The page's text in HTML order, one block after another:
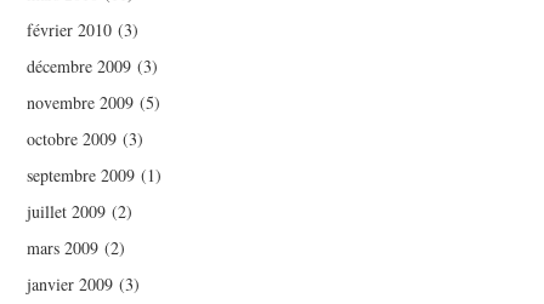
février 2010 (3)
décembre 2009 (3)
novembre 2009 (5)
octobre 2009 (3)
septembre 2009 (1)
juillet 2009 (2)
mars 2009 (2)
janvier 2009 (3)